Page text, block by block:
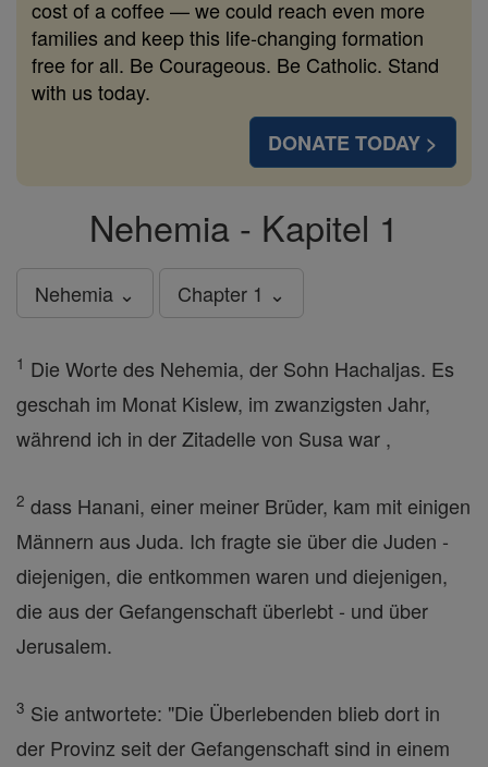
cost of a coffee — we could reach even more
families and keep this life-changing formation
free for all. Be Courageous. Be Catholic. Stand
with us today.
DONATE TODAY >
Nehemia - Kapitel 1
Nehemia ⌄ Chapter 1 ⌄
1 Die Worte des Nehemia, der Sohn Hachaljas. Es
geschah im Monat Kislew, im zwanzigsten Jahr,
während ich in der Zitadelle von Susa war ,
2 dass Hanani, einer meiner Brüder, kam mit einigen
Männern aus Juda. Ich fragte sie über die Juden -
diejenigen, die entkommen waren und diejenigen,
die aus der Gefangenschaft überlebt - und über
Jerusalem.
3 Sie antwortete: "Die Überlebenden blieb dort in
der Provinz seit der Gefangenschaft sind in einem